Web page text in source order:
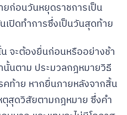
ยก่อนวันหยุดราชการเป็น
เปิดทำการซึ่งเป็นวันสุดท้าย
จะต้องยื่นก่อนหรืออย่างช้า
นั้นตาม ประมวลกฎหมายวิธี
ท้าย หากยื่นภายหลังจากสิ้น
ตุสุดวิสัยตามกฎหมาย ซึ่งคำ